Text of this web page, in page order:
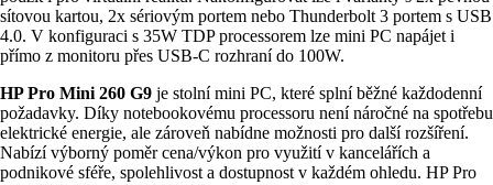
sítovou kartou, 2x sériovým portem nebo Thunderbolt 3 portem s USB
4.0. V konfiguraci s 35W TDP processorem lze mini PC napájet i
přímo z monitoru přes USB-C rozhraní do 100W.
HP Pro Mini 260 G9 je stolní mini PC, které splní běžné každodenní
požadavky. Díky notebookovému processoru není náročné na spotřebu
elektrické energie, ale zároveň nabídne možnosti pro další rozšíření.
Nabízí výborný poměr cena/výkon pro využití v kancelářích a
podnikové sféře, spolehlivost a dostupnost v každém ohledu. HP Pro